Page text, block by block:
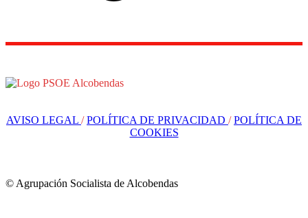
AVISO LEGAL /POLÍTICA DE PRIVACIDAD /POLÍTICA DE
COOKIES
© Agrupación Socialista de Alcobendas